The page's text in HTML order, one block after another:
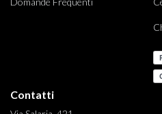
Contatti